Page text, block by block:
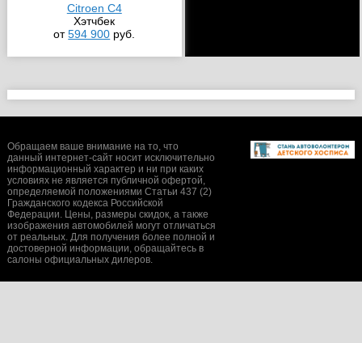
Citroen C4
Хэтчбек
от594 900 руб.
Обращаем ваше внимание на то, что
данный интернет-сайт носит исключительно
информационный характер и ни при каких
условиях не является публичной офертой,
определяемой положениями Статьи 437 (2)
Гражданского кодекса Российской
Федерации. Цены, размеры скидок, а также
изображения автомобилей могут отличаться
от реальных. Для получения более полной и
достоверной информации, обращайтесь в
салоны официальных дилеров.